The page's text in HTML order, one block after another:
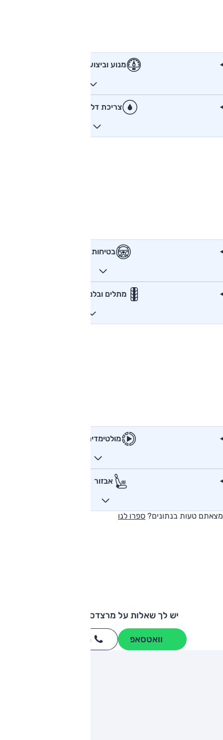
מנוע וביצועים
צריכת דלק
בטיחות
מתלים ובלמים
מולטימדיה
אבזור
מצאתם טעות בנתונים? ספרו לנו
יש לך שאלות על מרצדס GLE קופה?
וואטסאפ חייגו
מותגים מתחרים